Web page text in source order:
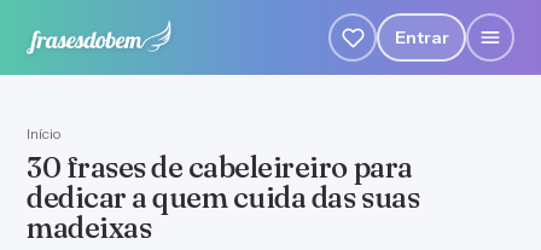
Entrar
Início
30 frases de cabeleireiro para
dedicar a quem cuida das suas
madeixas